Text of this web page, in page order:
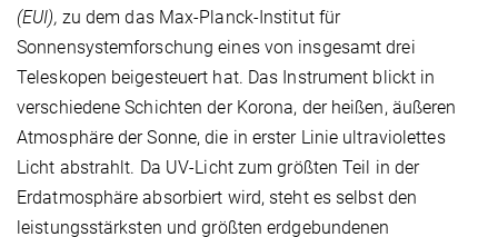
(EUI), zu dem das Max-Planck-Institut für
Sonnensystemforschung eines von insgesamt drei
Teleskopen beigesteuert hat. Das Instrument blickt in
verschiedene Schichten der Korona, der heißen, äußeren
Atmosphäre der Sonne, die in erster Linie ultraviolettes
Licht abstrahlt. Da UV-Licht zum größten Teil in der
Erdatmosphäre absorbiert wird, steht es selbst den
leistungsstärksten und größten erdgebundenen